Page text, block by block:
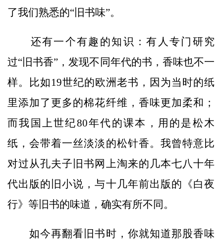
了我们熟悉的“旧书味”。
还有一个有趣的知识：有人专门研究
过“旧书香”，发现不同年代的书，香味也不一
样。比如19世纪的欧洲老书，因为当时的纸
里添加了更多的棉花纤维，香味更加柔和；
而我国上世纪80年代的课本，用的是松木
纸，会带着一丝淡淡的松针香。我曾特意比
对过从孔夫子旧书网上淘来的几本七八十年
代出版的旧小说，与十几年前出版的《白夜
行》等旧书的味道，确实有所不同。
如今再翻看旧书时，你就知道那股香味